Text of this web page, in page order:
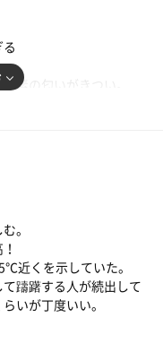
素の匂いがきつい。
。
なく心穏やかになら
から仕方ないけど
。
ない
。
近くを示していた。
躊躇する人が続出して
いが丁度いい。